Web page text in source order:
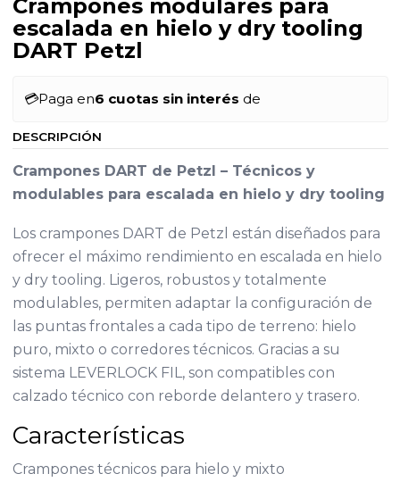
Crampones modulares para
escalada en hielo y dry tooling
DART Petzl
💳Paga en6 cuotas sin interés de
DESCRIPCIÓN
Crampones DART de Petzl – Técnicos y
modulables para escalada en hielo y dry tooling
Los crampones DART de Petzl están diseñados para
ofrecer el máximo rendimiento en escalada en hielo
y dry tooling. Ligeros, robustos y totalmente
modulables, permiten adaptar la configuración de
las puntas frontales a cada tipo de terreno: hielo
puro, mixto o corredores técnicos. Gracias a su
sistema LEVERLOCK FIL, son compatibles con
calzado técnico con reborde delantero y trasero.
Características
Crampones técnicos para hielo y mixto